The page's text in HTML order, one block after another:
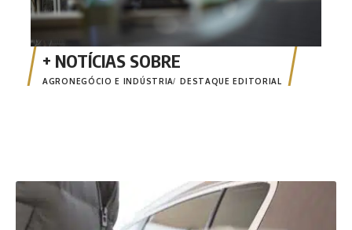
AGRONEGÓCIO E INDÚSTRIA DESTAQUE EDITORIAL